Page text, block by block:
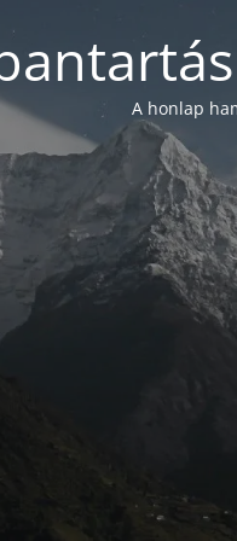
A honlap